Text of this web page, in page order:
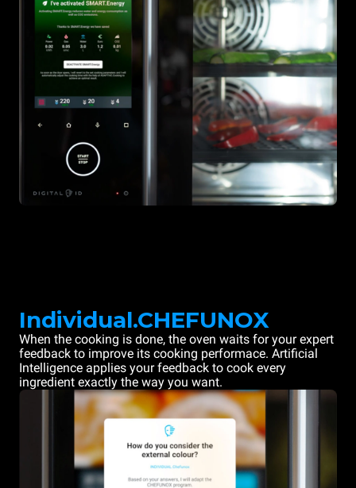
Individual.CHEFUNOX
When the cooking is done, the oven waits for your expert
feedback to improve its cooking performace. Artificial
Intelligence applies your feedback to cook every
ingredient exactly the way you want.